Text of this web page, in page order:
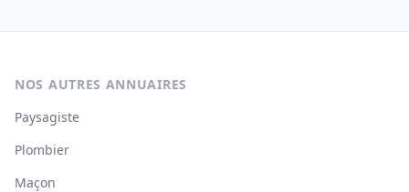
NOS AUTRES ANNUAIRES
Paysagiste
Plombier
Maçon